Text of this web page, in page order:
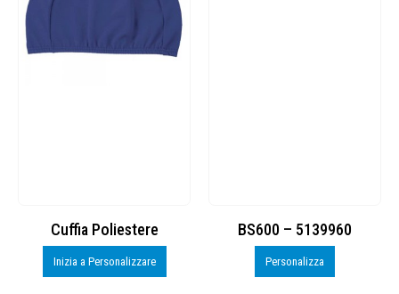
Cuffia Poliestere
Inizia a Personalizzare
BS600 – 5139960
Personalizza